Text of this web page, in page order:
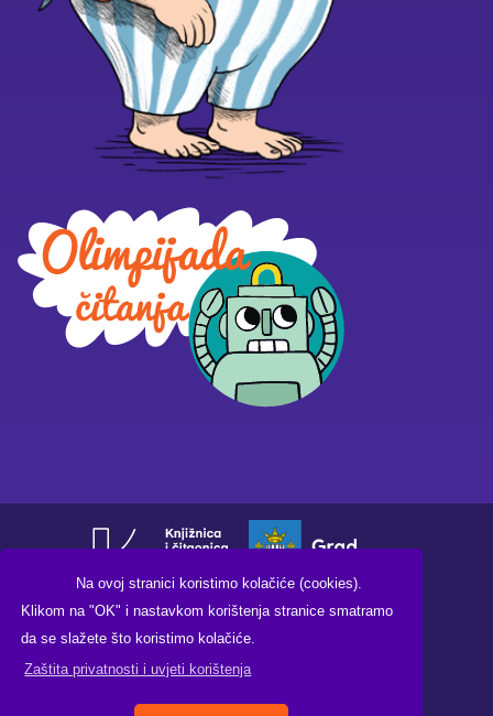
Na ovoj stranici koristimo kolačiće (cookies).
Klikom na "OK" i nastavkom korištenja stranice smatramo
da se slažete što koristimo kolačiće.
Zaštita privatnosti i uvjeti korištenja